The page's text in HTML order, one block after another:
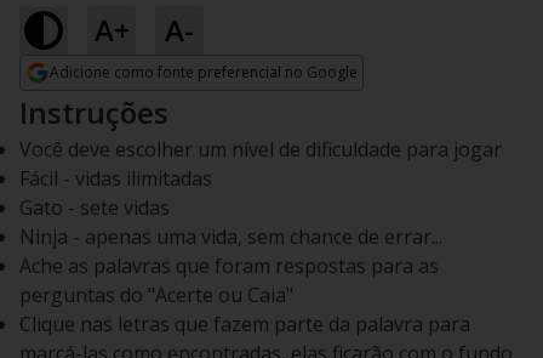
A+ A-
Adicione como fonte preferencial no Google
Opens in new window
Instruções
Você deve escolher um nível de dificuldade para jogar
Fácil - vidas ilimitadas
Gato - sete vidas
Ninja - apenas uma vida, sem chance de errar...
Ache as palavras que foram respostas para as
perguntas do "Acerte ou Caia"
Clique nas letras que fazem parte da palavra para